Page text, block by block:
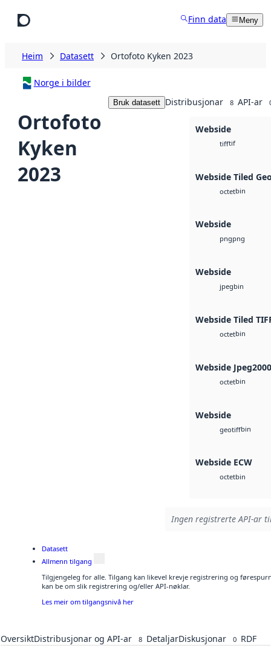
Finn data Meny
Heim Datasett Ortofoto Kyken 2023
Norge i bilder
Ortofoto
Kyken
2023
Bruk datasett Distribusjonar 8 API-ar
Webside
tifftif
Webside Tiled
octetbin
Webside
pngpng
Webside
jpegbin
Webside Tiled
octetbin
Webside Jpeg2000
octetbin
Webside
geotiffbin
Webside ECW
octetbin
Ingen registrerte API-ar
Datasett
Allmenn tilgang
Tilgjengeleg for alle. Tilgang kan likevel krevje registrering og
kan be om slik registrering og/eller API-nøklar.
Les meir om tilgangsnivå her
OversiktDistribusjonar og API-ar 8 DetaljarDiskusjonar 0 RDF